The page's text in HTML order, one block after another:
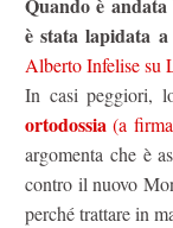
Quando è
è stata lapidata
Alberto Infelise su
In casi peggiori,
ortodossia (a
argomenta che è
contro il nuovo
perché trattare in